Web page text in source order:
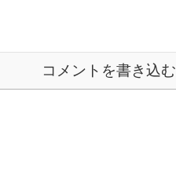
コメントを書き込む